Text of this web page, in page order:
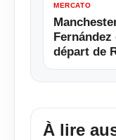
MERCATO
départ de
À lire